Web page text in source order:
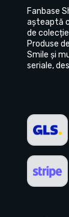
Fanbase
așteaptă
de
Produse
Smile și
seriale,